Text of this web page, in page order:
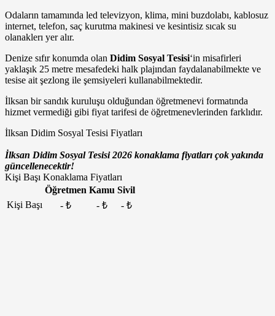
Odaların tamamında led televizyon, klima, mini buzdolabı, kablosuz
internet, telefon, saç kurutma makinesi ve kesintisiz sıcak su
olanaklerı yer alır.
Denize sıfır konumda olan Didim Sosyal Tesisi‘in misafirleri
yaklaşık 25 metre mesafedeki halk plajından faydalanabilmekte ve
tesise ait şezlong ile şemsiyeleri kullanabilmektedir.
İlksan bir sandık kuruluşu olduğundan öğretmenevi formatında
hizmet vermediği gibi fiyat tarifesi de öğretmenevlerinden farklıdır.
İlksan Didim Sosyal Tesisi Fiyatları
İlksan Didim Sosyal Tesisi 2026 konaklama fiyatları çok yakında
güncellenecektir!
Kişi Başı Konaklama Fiyatları
Öğretmen Kamu Sivil
Kişi Başı
- ₺ - ₺ - ₺